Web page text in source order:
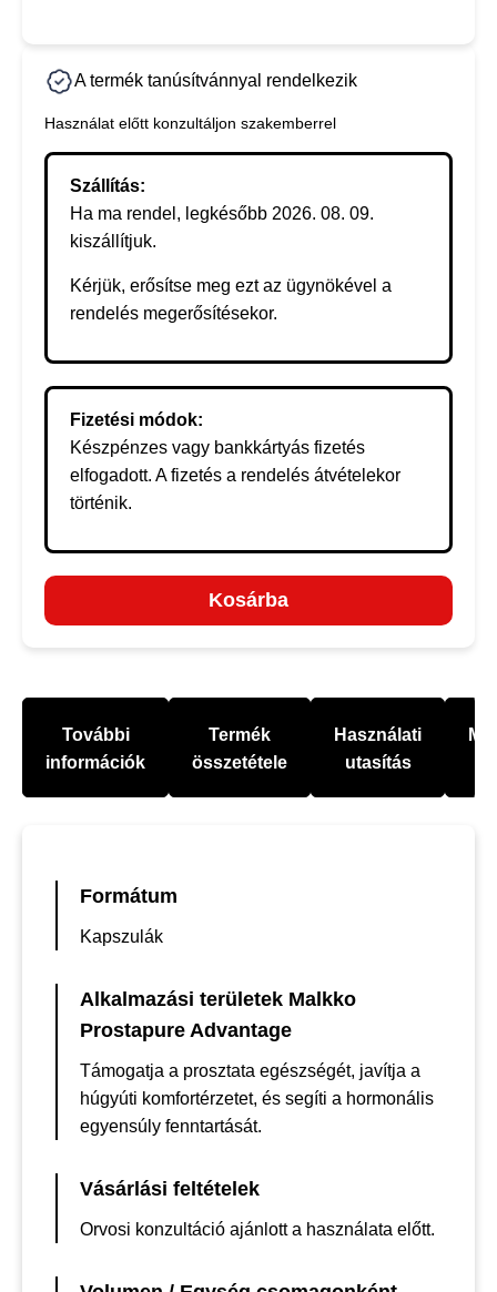
A termék tanúsítvánnyal rendelkezik
Használat előtt konzultáljon szakemberrel
Szállítás:
Ha ma rendel, legkésőbb 2026. 08. 09.
kiszállítjuk.
Kérjük, erősítse meg ezt az ügynökével a
rendelés megerősítésekor.
Fizetési módok:
Készpénzes vagy bankkártyás fizetés
elfogadott. A fizetés a rendelés átvételekor
történik.
Kosárba
További
információk
Termék
összetétele
Használati
utasítás
Formátum
Kapszulák
Alkalmazási területek Malkko
Prostapure Advantage
Támogatja a prosztata egészségét, javítja a
húgyúti komfortérzetet, és segíti a hormonális
egyensúly fenntartását.
Vásárlási feltételek
Orvosi konzultáció ajánlott a használata előtt.